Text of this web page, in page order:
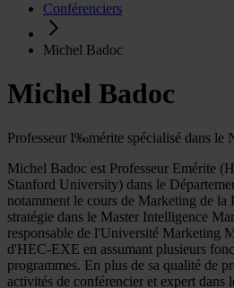
Conférenciers
Michel Badoc
Michel Badoc
Professeur I‰mérite spécialisé dans le
Michel Badoc est Professeur Emérite
Stanford University) dans le
notamment le cours de Marketing de la
stratégie dans le Master Intelligence
responsable de l'Université Marketing
d'HEC-EXE en assumant plusieurs
programmes. En plus de sa qualité de
activités de conférencier et expert dans